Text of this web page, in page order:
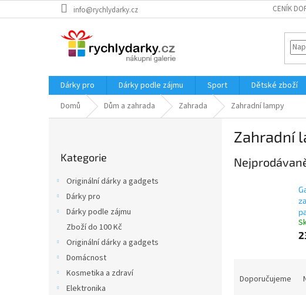
na
info@rychlydarky.cz CENÍK
Dárky pro Dárky podle zájmu Sport Dětské zboží
Domů
Dům a zahrada Zahrada Zahradní lampy
kategorie
Kategorie
Originální dárky a gadgets
Dárky pro
Dárky podle zájmu
Zboží do 100 Kč
Originální dárky a gadgets
Domácnost
Kosmetika a zdraví
Elektronika
Zahradní
Doporučujeme